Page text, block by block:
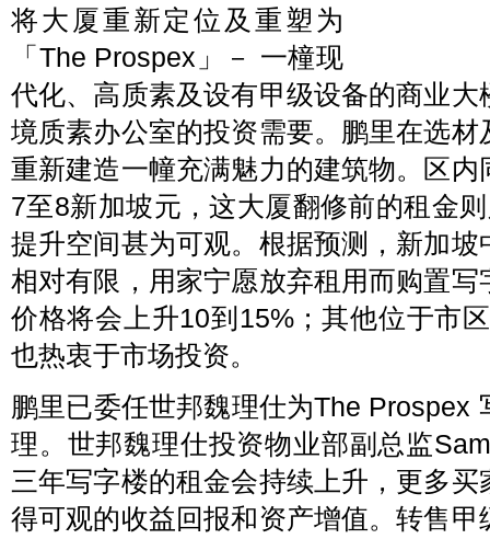
将大厦重新定位及重塑为
「The Prospex」－ 一橦现
代化、高质素及设有甲级设备的商业
境质素办公室的投资需要。鹏里在选
重新建造一幢充满魅力的建筑物。区
7至8新加坡元，这大厦翻修前的租金
提升空间甚为可观。根据预测，新加
相对有限，用家宁愿放弃租用而购置
价格将会上升10到15%；其他位于市
也热衷于市场投资。
鹏里已委任世邦魏理仕为The Prospex
理。世邦魏理仕投资物业部副总监
三年写字楼的租金会持续上升，更多
得可观的收益回报和资产增值。转售